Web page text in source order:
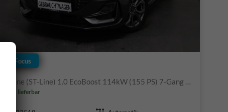
Ford Focus
ST-Line (ST-Line) 1.0 EcoBoost 114kW (155 PS) 7-Gang Doppelkupplungsgetriebe
sofort lieferbar